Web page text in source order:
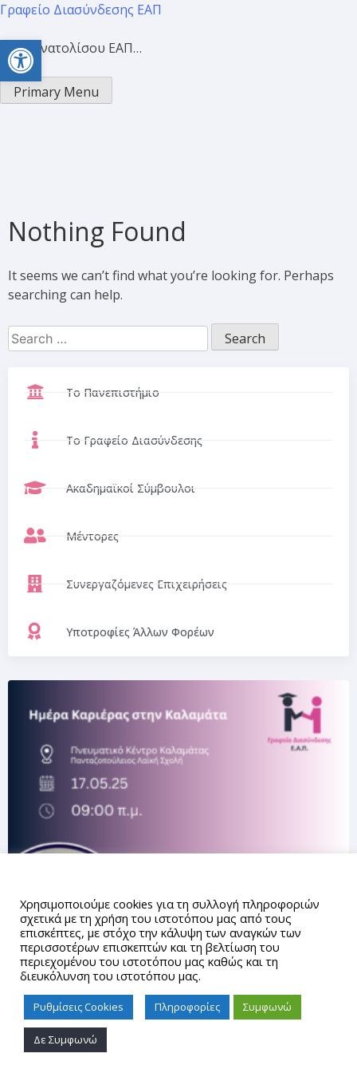
Open toolbar
Γραφείο Διασύνδεσης ΕΑΠ
Προσανατολίσου ΕΑΠ…
Primary Menu
Nothing Found
It seems we can’t find what you’re looking for. Perhaps
searching can help.
Το Πανεπιστήμιο
Το Γραφείο Διασύνδεσης
Ακαδημαϊκοί Σύμβουλοι
Μέντορες
Συνεργαζόμενες Επιχειρήσεις
Υποτροφίες Άλλων Φορέων
Proudly powered by WordPress
Χρησιμοποιούμε cookies για τη συλλογή πληροφοριών
σχετικά με τη χρήση του ιστοτόπου μας από τους
επισκέπτες, με στόχο την κάλυψη των αναγκών των
περισσοτέρων επισκεπτών και τη βελτίωση του
περιεχομένου του ιστοτόπου μας καθώς και τη
διευκόλυνση του ιστοτόπου μας.
Ρυθμίσεις Cookies Πληροφορίες Συμφωνώ
Δε Συμφωνώ